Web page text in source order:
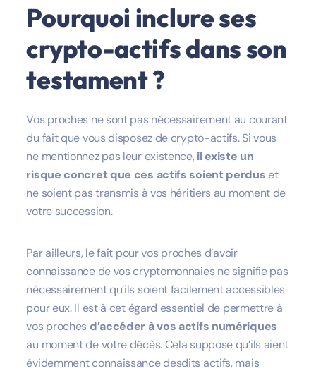
Pourquoi inclure ses
crypto-actifs dans son
testament ?
Vos proches ne sont pas nécessairement au courant
du fait que vous disposez de crypto-actifs. Si vous
ne mentionnez pas leur existence, il existe un
risque concret que ces actifs soient perdus et
ne soient pas transmis à vos héritiers au moment de
votre succession.
Par ailleurs, le fait pour vos proches d’avoir
connaissance de vos cryptomonnaies ne signifie pas
nécessairement qu’ils soient facilement accessibles
pour eux. Il est à cet égard essentiel de permettre à
vos proches d’accéder à vos actifs numériques
au moment de votre décès. Cela suppose qu’ils aient
évidemment connaissance desdits actifs, mais